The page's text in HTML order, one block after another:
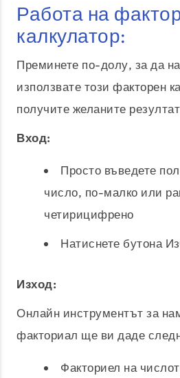
Работа на
калкулатор:
Преминете по-долу, за да
използвате този факторен
получите желаните
Вход:
Просто въведете
число, по-малко или
четирицифрено
Натиснете бутона
Изход:
Онлайн инструментът за
факториал ще ви даде
Факториел на